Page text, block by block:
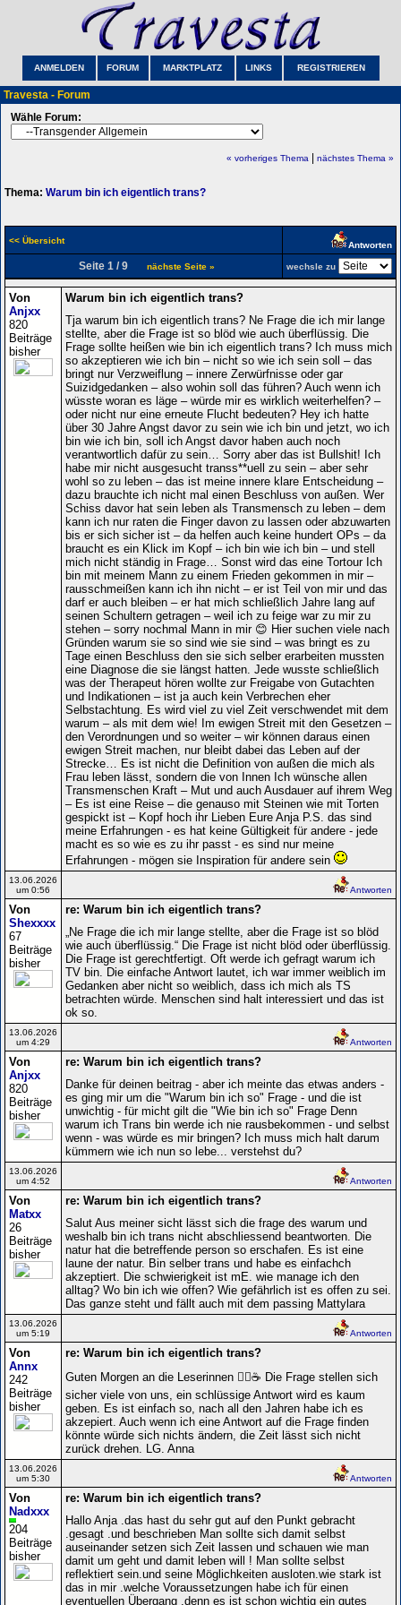
ANMELDEN FORUM MARKTPLATZ LINKS REGISTRIEREN
Travesta - Forum
Wähle Forum:
« vorheriges Thema nächstes Thema »
Thema: Warum bin ich eigentlich trans?
<< Übersicht Antworten
Seite 1 / 9 nächste Seite » wechsle zu
Von
Anjxx
820
Beiträge
bisher
Warum bin ich eigentlich trans?
Tja warum bin ich eigentlich trans? Ne Frage die ich mir lange
stellte, aber die Frage ist so blöd wie auch überflüssig. Die
Frage sollte heißen wie bin ich eigentlich trans? Ich muss mich
so akzeptieren wie ich bin – nicht so wie ich sein soll – das
bringt nur Verzweiflung – innere Zerwürfnisse oder gar
Suizidgedanken – also wohin soll das führen? Auch wenn ich
wüsste woran es läge – würde mir es wirklich weiterhelfen? –
oder nicht nur eine erneute Flucht bedeuten? Hey ich hatte
über 30 Jahre Angst davor zu sein wie ich bin und jetzt, wo ich
bin wie ich bin, soll ich Angst davor haben auch noch
verantwortlich dafür zu sein… Sorry aber das ist Bullshit! Ich
habe mir nicht ausgesucht transs**uell zu sein – aber sehr
wohl so zu leben – das ist meine innere klare Entscheidung –
dazu brauchte ich nicht mal einen Beschluss von außen. Wer
Schiss davor hat sein leben als Transmensch zu leben – dem
kann ich nur raten die Finger davon zu lassen oder abzuwarten
bis er sich sicher ist – da helfen auch keine hundert OPs – da
braucht es ein Klick im Kopf – ich bin wie ich bin – und stell
mich nicht ständig in Frage… Sonst wird das eine Tortour Ich
bin mit meinem Mann zu einem Frieden gekommen in mir –
rausschmeißen kann ich ihn nicht – er ist Teil von mir und das
darf er auch bleiben – er hat mich schließlich Jahre lang auf
seinen Schultern getragen – weil ich zu feige war zu mir zu
stehen – sorry nochmal Mann in mir 😊 Hier suchen viele nach
Gründen warum sie so sind wie sie sind – was bringt es zu
Tage einen Beschluss den sie sich selber erarbeiten mussten
eine Diagnose die sie längst hatten. Jede wusste schließlich
was der Therapeut hören wollte zur Freigabe von Gutachten
und Indikationen – ist ja auch kein Verbrechen eher
Selbstachtung. Es wird viel zu viel Zeit verschwendet mit dem
warum – als mit dem wie! Im ewigen Streit mit den Gesetzen –
den Verordnungen und so weiter – wir können daraus einen
ewigen Streit machen, nur bleibt dabei das Leben auf der
Strecke… Es ist nicht die Definition von außen die mich als
Frau leben lässt, sondern die von Innen Ich wünsche allen
Transmenschen Kraft – Mut und auch Ausdauer auf ihrem Weg
– Es ist eine Reise – die genauso mit Steinen wie mit Torten
gespickt ist – Kopf hoch ihr Lieben Eure Anja P.S. das sind
meine Erfahrungen - es hat keine Gültigkeit für andere - jede
macht es so wie es zu ihr passt - es sind nur meine
Erfahrungen - mögen sie Inspiration für andere sein
13.06.2026
um 0:56
Antworten
Von
Shexxxx
67
Beiträge
bisher
re: Warum bin ich eigentlich trans?
„Ne Frage die ich mir lange stellte, aber die Frage ist so blöd
wie auch überflüssig.“ Die Frage ist nicht blöd oder überflüssig.
Die Frage ist gerechtfertigt. Oft werde ich gefragt warum ich
TV bin. Die einfache Antwort lautet, ich war immer weiblich im
Gedanken aber nicht so weiblich, dass ich mich als TS
betrachten würde. Menschen sind halt interessiert und das ist
ok so.
13.06.2026
um 4:29
Antworten
Von
Anjxx
820
Beiträge
bisher
re: Warum bin ich eigentlich trans?
Danke für deinen beitrag - aber ich meinte das etwas anders -
es ging mir um die "Warum bin ich so" Frage - und die ist
unwichtig - für micht gilt die "Wie bin ich so" Frage Denn
warum ich Trans bin werde ich nie rausbekommen - und selbst
wenn - was würde es mir bringen? Ich muss mich halt darum
kümmern wie ich nun so lebe... verstehst du?
13.06.2026
um 4:52
Antworten
Von
Matxx
26
Beiträge
bisher
re: Warum bin ich eigentlich trans?
Salut Aus meiner sicht lässt sich die frage des warum und
weshalb bin ich trans nicht abschliessend beantworten. Die
natur hat die betreffende person so erschafen. Es ist eine
laune der natur. Bin selber trans und habe es einfachch
akzeptiert. Die schwierigkeit ist mE. wie manage ich den
alltag? Wo bin ich wie offen? Wie gefährlich ist es offen zu sei.
Das ganze steht und fällt auch mit dem passing Mattylara
13.06.2026
um 5:19
Antworten
Von
Annx
242
Beiträge
bisher
re: Warum bin ich eigentlich trans?
Guten Morgen an die Leserinnen 🙋‍♀️☕ Die Frage stellen sich
sicher viele von uns, ein schlüssige Antwort wird es kaum
geben. Es ist einfach so, nach all den Jahren habe ich es
akzepiert. Auch wenn ich eine Antwort auf die Frage finden
könnte würde sich nichts ändern, die Zeit lässt sich nicht
zurück drehen. LG. Anna
13.06.2026
um 5:30
Antworten
Von
Nadxxx
204
Beiträge
bisher
re: Warum bin ich eigentlich trans?
Hallo Anja .das hast du sehr gut auf den Punkt gebracht
.gesagt .und beschrieben Man sollte sich damit selbst
auseinander setzen sich Zeit lassen und schauen wie man
damit um geht und damit leben will ! Man sollte selbst
reflektiert sein.und seine Möglichkeiten ausloten.wie stark ist
das in mir .welche Voraussetzungen habe ich für einen
eventuellen Übergang .denn es ist schon wichtig ein gutes